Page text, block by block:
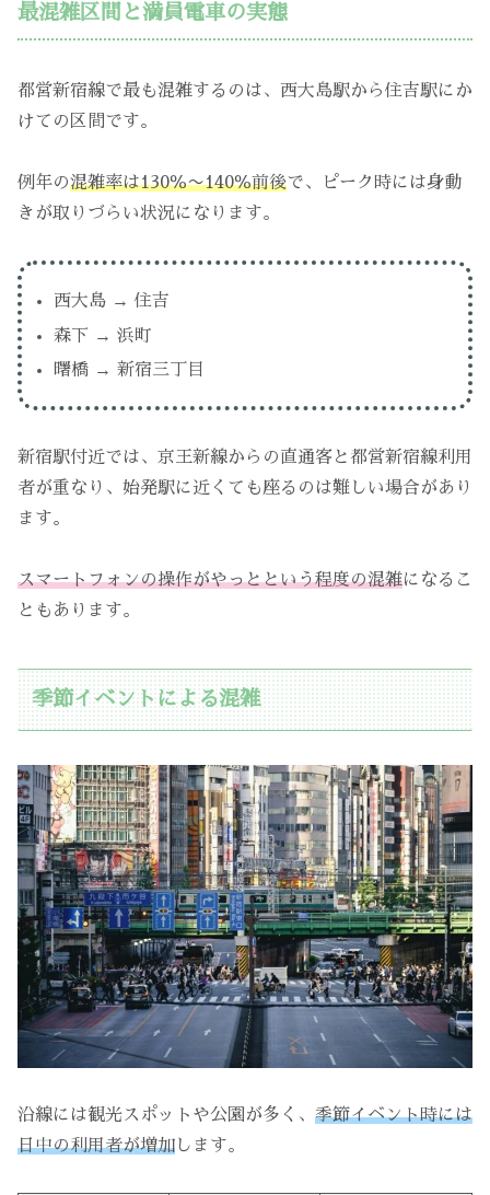
最混雑区間と満員電車の実態
都営新宿線で最も混雑するのは、西大島駅から住吉駅にか
けての区間です。
例年の混雑率は130％〜140％前後で、ピーク時には身動
きが取りづらい状況になります。
西大島 → 住吉
森下 → 浜町
曙橋 → 新宿三丁目
新宿駅付近では、京王新線からの直通客と都営新宿線利用
者が重なり、始発駅に近くても座るのは難しい場合があり
ます。
スマートフォンの操作がやっとという程度の混雑になるこ
ともあります。
季節イベントによる混雑
沿線には観光スポットや公園が多く、 季節イベント時には
日中の利用者が増加 します。